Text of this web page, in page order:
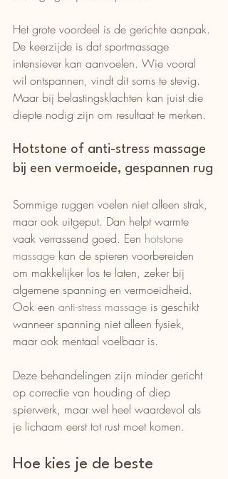
Het grote voordeel is de gerichte aanpak.
De keerzijde is dat sportmassage
intensiever kan aanvoelen. Wie vooral
wil ontspannen, vindt dit soms te stevig.
Maar bij belastingsklachten kan juist die
diepte nodig zijn om resultaat te merken.
Hotstone of anti-stress massage
bij een vermoeide, gespannen rug
Sommige ruggen voelen niet alleen strak,
maar ook uitgeput. Dan helpt warmte
vaak verrassend goed. Een hotstone
massage kan de spieren voorbereiden
om makkelijker los te laten, zeker bij
algemene spanning en vermoeidheid.
Ook een anti-stress massage is geschikt
wanneer spanning niet alleen fysiek,
maar ook mentaal voelbaar is.
Deze behandelingen zijn minder gericht
op correctie van houding of diep
spierwerk, maar wel heel waardevol als
je lichaam eerst tot rust moet komen.
Hoe kies je de beste